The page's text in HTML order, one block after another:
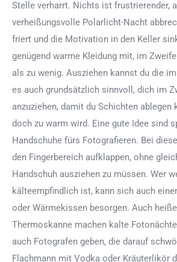
Stelle verharrt. Nichts ist frustrierender,
verheißungsvolle Polarlicht-Nacht
friert und die Motivation in den Keller
genügend warme Kleidung mit, im
als zu wenig. Ausziehen kannst du die
es auch grundsätzlich sinnvoll, dich im
anzuziehen, damit du Schichten ablegen
doch zu warm wird. Eine gute Idee sind
Handschuhe fürs Fotografieren. Bei
den Fingerbereich aufklappen, ohne
Handschuh ausziehen zu müssen. Wer
kälteempfindlich ist, kann sich auch
oder Wärmekissen besorgen. Auch
Thermoskanne machen kalte
auch Fotografen geben, die darauf
Flachmann mit Vodka oder Kräuterlikör